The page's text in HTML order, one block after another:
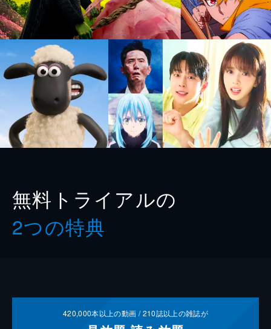
無料トライアルの
2つの特典
420,000本以上の動画 /210誌以上の雑誌が